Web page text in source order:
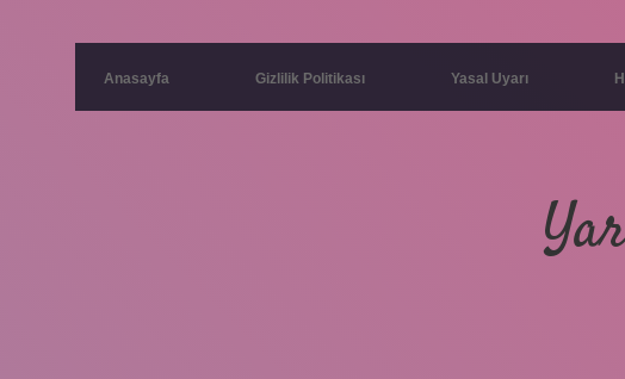
Anasayfa Gizlilik Politikası Yasal Uyarı